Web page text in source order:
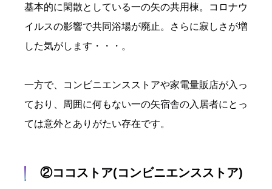
基本的に閑散としている一の矢の共用棟。コロナウ
イルスの影響で共同浴場が廃止。さらに寂しさが増
した気がします・・・。
一方で、コンビニエンスストアや家電量販店が入っ
ており、周囲に何もない一の矢宿舎の入居者にとっ
ては意外とありがたい存在です。
②ココストア(コンビニエンスストア)